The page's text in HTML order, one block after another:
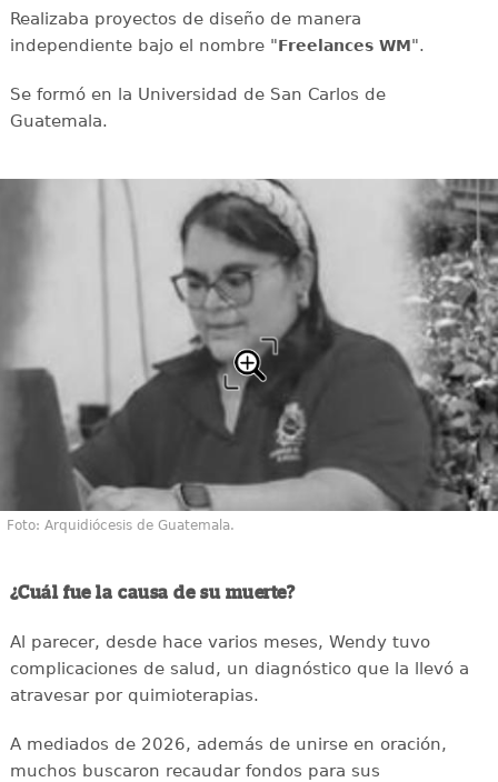
Realizaba proyectos de diseño de manera
independiente bajo el nombre "Freelances WM".
Se formó en la Universidad de San Carlos de
Guatemala.
Foto: Arquidiócesis de Guatemala.
¿Cuál fue la causa de su muerte?
Al parecer, desde hace varios meses, Wendy tuvo
complicaciones de salud, un diagnóstico que la llevó a
atravesar por quimioterapias.
A mediados de 2026, además de unirse en oración,
muchos buscaron recaudar fondos para sus